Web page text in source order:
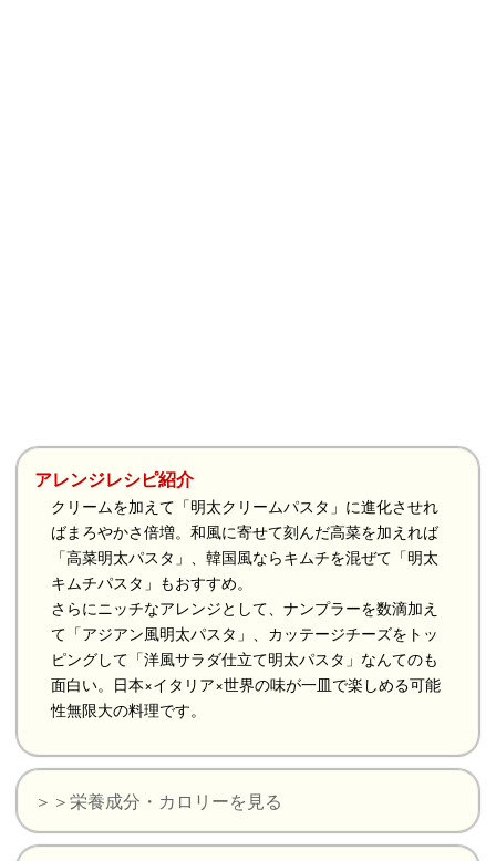
アレンジレシピ紹介
クリームを加えて「明太クリームパスタ」に進化させれ
ばまろやかさ倍増。和風に寄せて刻んだ高菜を加えれば
「高菜明太パスタ」、韓国風ならキムチを混ぜて「明太
キムチパスタ」もおすすめ。
さらにニッチなアレンジとして、ナンプラーを数滴加え
て「アジアン風明太パスタ」、カッテージチーズをトッ
ピングして「洋風サラダ仕立て明太パスタ」なんてのも
面白い。日本×イタリア×世界の味が一皿で楽しめる可能
性無限大の料理です。
＞＞栄養成分・カロリーを見る